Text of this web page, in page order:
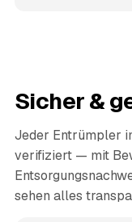
Sicher &
Jeder Entrümpler
verifiziert — mit
sehen alles